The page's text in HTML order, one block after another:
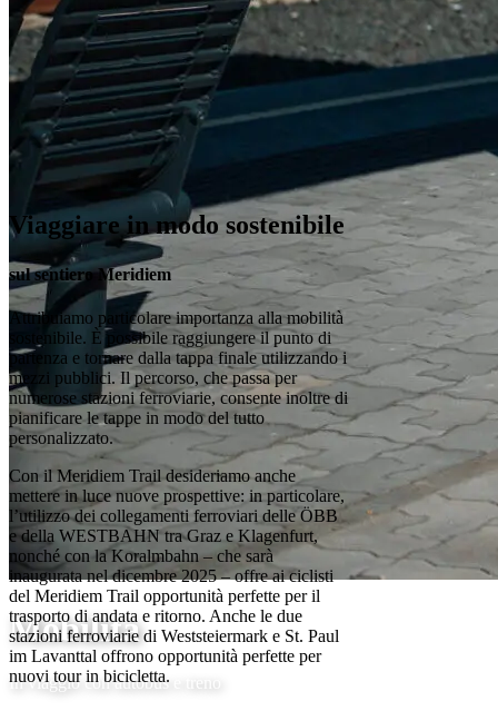
Mobilità
In viaggio con autobus e treno
Viaggiare in modo sostenibile
sul sentiero Meridiem
Attribuiamo particolare importanza alla mobilità
sostenibile. È possibile raggiungere il punto di
partenza e tornare dalla tappa finale utilizzando i
mezzi pubblici. Il percorso, che passa per
numerose stazioni ferroviarie, consente inoltre di
pianificare le tappe in modo del tutto
personalizzato.
Con il Meridiem Trail desideriamo anche
mettere in luce nuove prospettive: in particolare,
l’utilizzo dei collegamenti ferroviari delle ÖBB
e della WESTBAHN tra Graz e Klagenfurt,
nonché con la Koralmbahn – che sarà
inaugurata nel dicembre 2025 – offre ai ciclisti
del Meridiem Trail opportunità perfette per il
trasporto di andata e ritorno. Anche le due
stazioni ferroviarie di Weststeiermark e St. Paul
im Lavanttal offrono opportunità perfette per
nuovi tour in bicicletta.